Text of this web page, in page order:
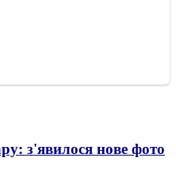
з'явилося нове фото